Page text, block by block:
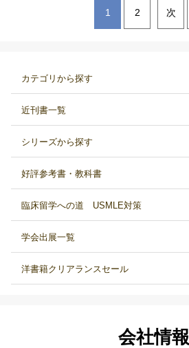
1 2 次
カテゴリから探す
近刊書一覧
シリーズから探す
好評参考書・教科書
臨床留学への道 USMLE対策
学会出展一覧
洋書籍クリアランスセール
会社情報